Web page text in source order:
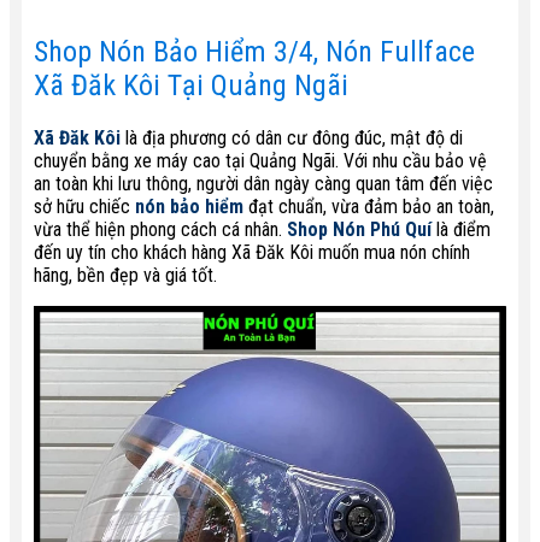
Shop Nón Bảo Hiểm 3/4, Nón Fullface
Xã Đăk Kôi Tại Quảng Ngãi
Xã Đăk Kôi là địa phương có dân cư đông đúc, mật độ di
chuyển bằng xe máy cao tại Quảng Ngãi. Với nhu cầu bảo vệ
an toàn khi lưu thông, người dân ngày càng quan tâm đến việc
sở hữu chiếc nón bảo hiểm đạt chuẩn, vừa đảm bảo an toàn,
vừa thể hiện phong cách cá nhân. Shop Nón Phú Quílà điểm
đến uy tín cho khách hàng Xã Đăk Kôi muốn mua nón chính
hãng, bền đẹp và giá tốt.